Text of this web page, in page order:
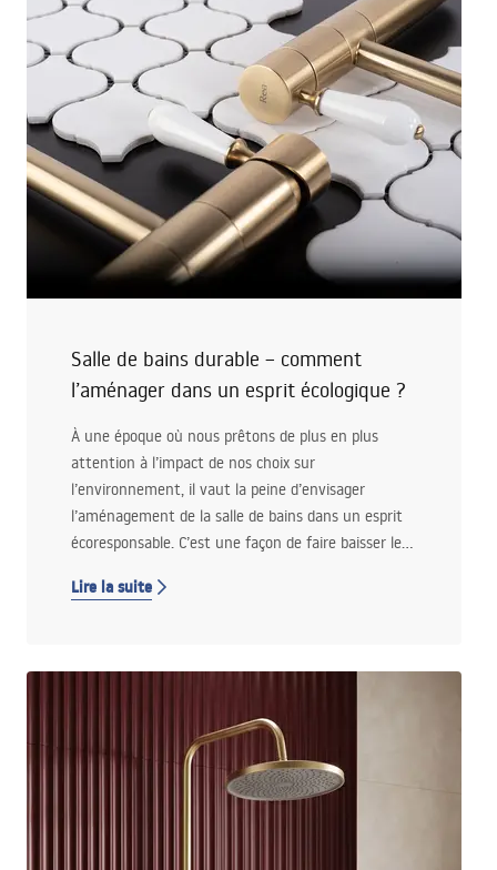
Salle de bains durable – comment
l’aménager dans un esprit écologique ?
À une époque où nous prêtons de plus en plus
attention à l’impact de nos choix sur
l’environnement, il vaut la peine d’envisager
l’aménagement de la salle de bains dans un esprit
écoresponsable. C’est une façon de faire baisser les
plus conscient. Comment créer un espace à la fois
Lire la suite